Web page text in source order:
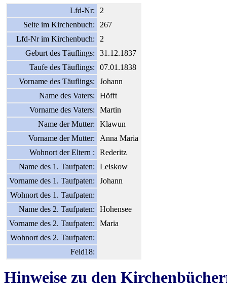
Lfd-Nr:
2
Seite im Kirchenbuch:
267
Lfd-Nr im Kirchenbuch:
2
Geburt des Täuflings:
31.12.1837
Taufe des Täuflings:
07.01.1838
Vorname des Täuflings:
Johann
Name des Vaters:
Höfft
Vorname des Vaters:
Martin
Name der Mutter:
Klawun
Vorname der Mutter:
Anna Maria
Wohnort der Eltern :
Rederitz
Name des 1. Taufpaten:
Leiskow
Vorname des 1. Taufpaten:
Johann
Wohnort des 1. Taufpaten:
Name des 2. Taufpaten:
Hohensee
Vorname des 2. Taufpaten:
Maria
Wohnort des 2. Taufpaten:
Feld18:
Hinweise zu den